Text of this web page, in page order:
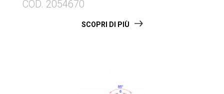
COD. 2054670
SCOPRI DI PIÙ